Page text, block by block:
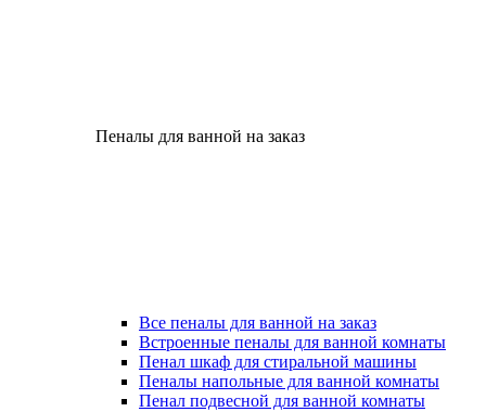
Пеналы для ванной на заказ
Все пеналы для ванной на заказ
Встроенные пеналы для ванной комнаты
Пенал шкаф для стиральной машины
Пеналы напольные для ванной комнаты
Пенал подвесной для ванной комнаты